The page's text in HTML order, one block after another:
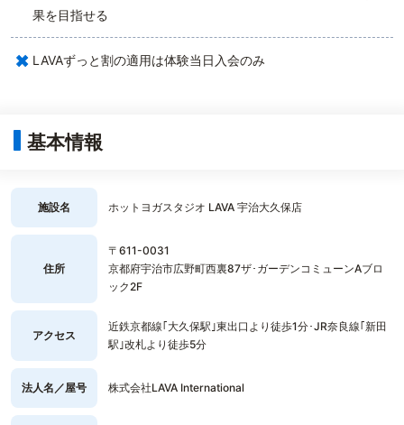
果を目指せる
× LAVAずっと割の適用は体験当日入会のみ
基本情報
施設名 ホットヨガスタジオ LAVA 宇治大久保店
住所
〒611-0031
京都府宇治市広野町西裏87ザ･ガーデンコミューンAブロ
ック2F
アクセス
近鉄京都線｢大久保駅｣東出口より徒歩1分･JR奈良線｢新田
駅｣改札より徒歩5分
法人名／屋号 株式会社LAVA International